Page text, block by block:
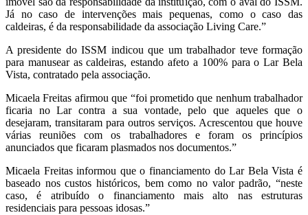
Já no caso de intervenções mais pequenas, como o caso das
caldeiras, é da responsabilidade da associação Living Care.”
A presidente do ISSM indicou que um trabalhador teve formação
para manusear as caldeiras, estando afeto a 100% para o Lar Bela
Vista, contratado pela associação.
Micaela Freitas afirmou que “foi prometido que nenhum trabalhador
ficaria no Lar contra a sua vontade, pelo que aqueles que o
desejaram, transitaram para outros serviços. Acrescentou que houve
várias reuniões com os trabalhadores e foram os princípios
anunciados que ficaram plasmados nos documentos.”
Micaela Freitas informou que o financiamento do Lar Bela Vista é
baseado nos custos históricos, bem como no valor padrão, “neste
caso, é atribuído o financiamento mais alto nas estruturas
residenciais para pessoas idosas.”